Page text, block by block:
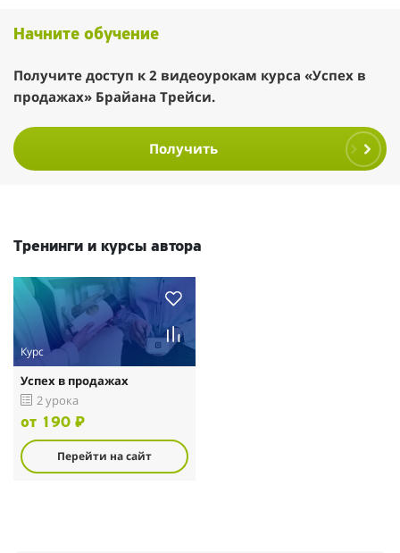
Начните обучение
Получите доступ к 2 видеоурокам курса «Успех в
продажах» Брайана Трейси.
Получить
Тренинги и курсы автора
Курс
Успех в продажах
2 урока
от 190 ₽
Перейти на сайт